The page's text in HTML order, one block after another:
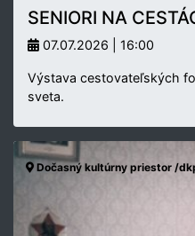
SENIORI NA
07.07.2026 | 16:00
Výstava cestovateľských
sveta.
Dočasný kultúrny priestor /